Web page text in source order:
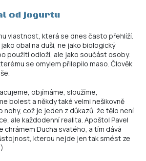
od jogurtu
vlastnost, která se dnes často přehlíží.
obal na duši, ne jako biologický
použití odloží, ale jako součást osoby.
se omylem přilepilo maso. Člověk
objímáme, sloužíme,
bolest a někdy také velmi nešikovně
nohy, což je jeden z důkazů, že tělo není
ale každodenní realita. Apoštol Pavel
chrámem Ducha svatého, a tím dává
kterou nejde jen tak smést ze